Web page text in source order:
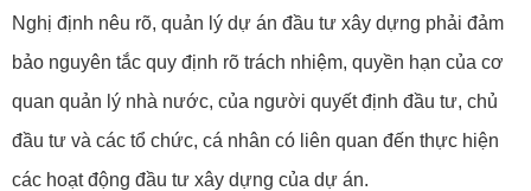
Nghị định nêu rõ, quản lý dự án đầu tư xây dựng phải đảm
bảo nguyên tắc quy định rõ trách nhiệm, quyền hạn của cơ
quan quản lý nhà nước, của người quyết định đầu tư, chủ
đầu tư và các tổ chức, cá nhân có liên quan đến thực hiện
các hoạt động đầu tư xây dựng của dự án.